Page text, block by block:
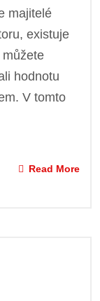
majitelé
existuje
hodnotu
V tomto
Read More